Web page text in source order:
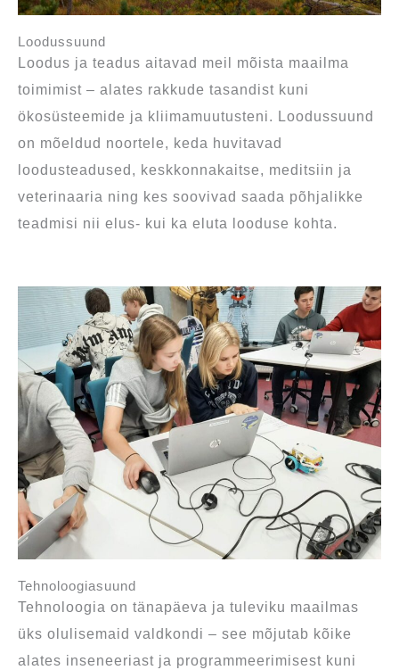
Loodussuund
Loodus ja teadus aitavad meil mõista maailma
toimimist – alates rakkude tasandist kuni
ökosüsteemide ja kliimamuutusteni. Loodussuund
on mõeldud noortele, keda huvitavad
loodusteadused, keskkonnakaitse, meditsiin ja
veterinaaria ning kes soovivad saada põhjalikke
teadmisi nii elus- kui ka eluta looduse kohta.
Tehnoloogiasuund
Tehnoloogia on tänapäeva ja tuleviku maailmas
üks olulisemaid valdkondi – see mõjutab kõike
alates inseneeriast ja programmeerimisest kuni